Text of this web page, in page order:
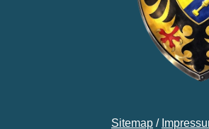
Sitemap /